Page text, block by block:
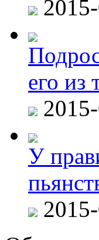
его из
У